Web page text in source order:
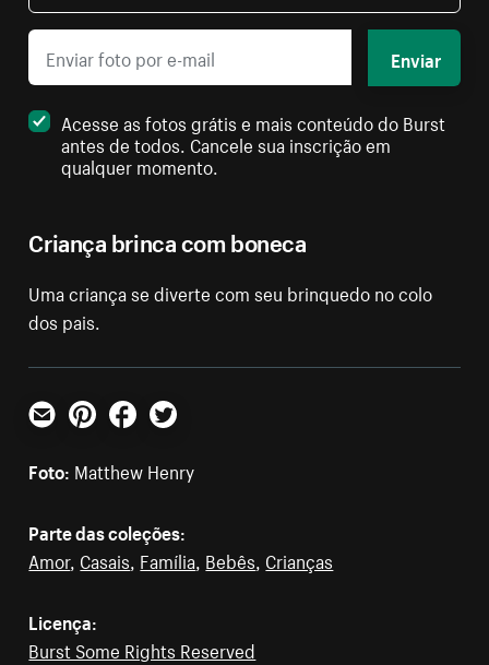
Criança brinca com boneca
Uma criança se diverte com seu brinquedo no colo
dos pais.
Enviar
Acesse as fotos grátis e mais conteúdo do Burst
antes de todos. Cancele sua inscrição em
qualquer momento.
E-mailPinterestFacebookTwitter
Foto: Matthew Henry
Parte das coleções:
Amor, Casais, Família, Bebês, Crianças
Licença:
Burst Some Rights Reserved